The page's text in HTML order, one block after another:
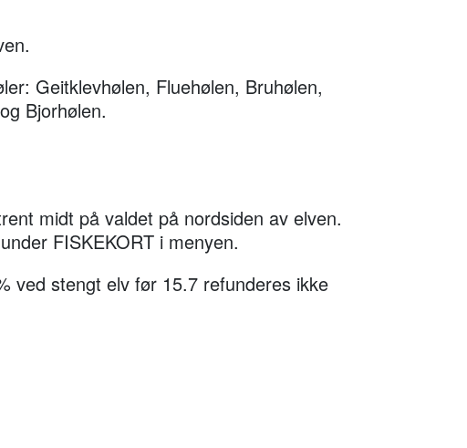
Geitklevhølen, Fluehølen, Bruhølen,
Bjorhølen.
midt på valdet på nordsiden av elven.
FISKEKORT i menyen.
ved stengt elv før 15.7 refunderes ikke